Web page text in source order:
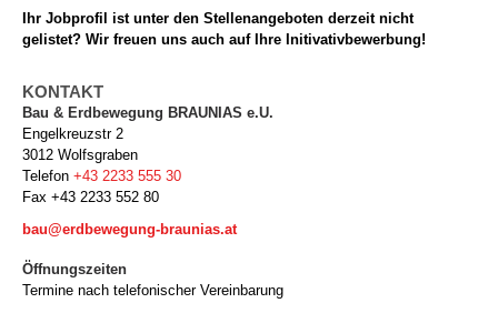
Ihr Jobprofil ist unter den Stellenangeboten derzeit nicht
gelistet? Wir freuen uns auch auf Ihre Initivativbewerbung!
KONTAKT
Bau & Erdbewegung BRAUNIAS e.U.
Engelkreuzstr 2
3012 Wolfsgraben
Telefon +43 2233 555 30
Fax +43 2233 552 80
bau@erdbewegung-braunias.at
Öffnungszeiten
Termine nach telefonischer Vereinbarung